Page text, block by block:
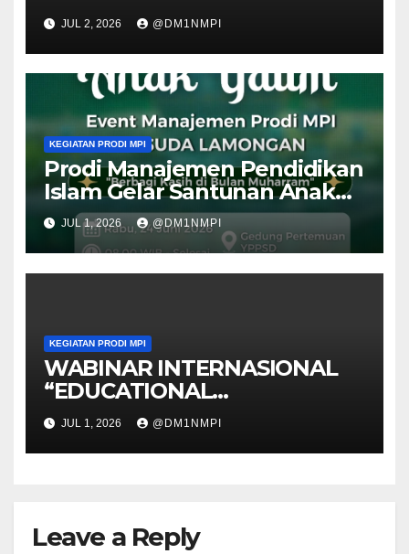
DIESMAULIDIYAH Ke 11
JUL 2, 2026 @DM1NMPI
KEGIATAN PRODI MPI
Prodi Manajemen Pendidikan
Islam Gelar Santunan Anak
Yatim Piatu “Berbagi Kasih di
Bulan Muharam”
JUL 1, 2026 @DM1NMPI
KEGIATAN PRODI MPI
WABINAR INTERNASIONAL
“EDUCATIONAL
MANAGEMENT For GLOBAL
COMPETITIVENESS: POLICIES,
PRACTICES, and
INTERNATIONAL UNIVERSITY
JUL 1, 2026 @DM1NMPI
Leave a Reply